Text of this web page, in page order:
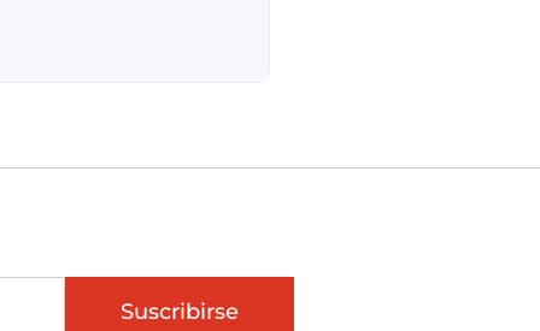
Suscribirse